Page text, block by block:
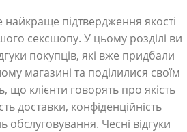
найкраще підтвердження якості
сексшопу. У цьому розділі ви
покупців, які вже придбали
магазині та поділилися своїм
що клієнти говорять про якість
доставки, конфіденційність
обслуговування. Чесні відгуки